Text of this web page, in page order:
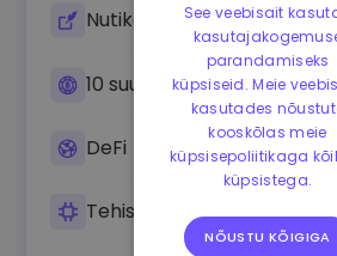
Nutikad lepingud
10 suurimat krüptot
DeFi
Tehisintellekti ja
See veebisait
parandamiseks
küpsiseid. Meie
kasutades
kooskõlas meie
küpsisepoliitikaga
küpsistega.
NÕUSTU KÕIGIGA